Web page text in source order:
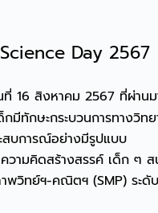
Day 2567
16 สิงหาคม 2567 ที่ผ่านม
มีทักษะกระบวนการทาง
สบการณ์อย่างมีรูปแบบ
คิดสร้างสรรค์ เด็ก ๆ ส
พวิทย์ฯ-คณิตฯ (SMP) ร